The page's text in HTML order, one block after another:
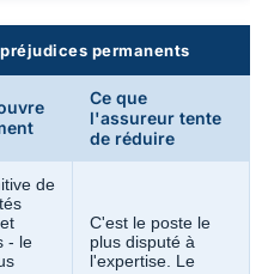
préjudices permanents
Ce que
l'assureur tente
de réduire
de
- le
C'est le poste le
plus disputé à
l'expertise. Le